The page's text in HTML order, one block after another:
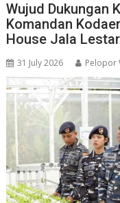
Wujud Dukungan
Komandan
House Jala
31 July 2026 Pelopor